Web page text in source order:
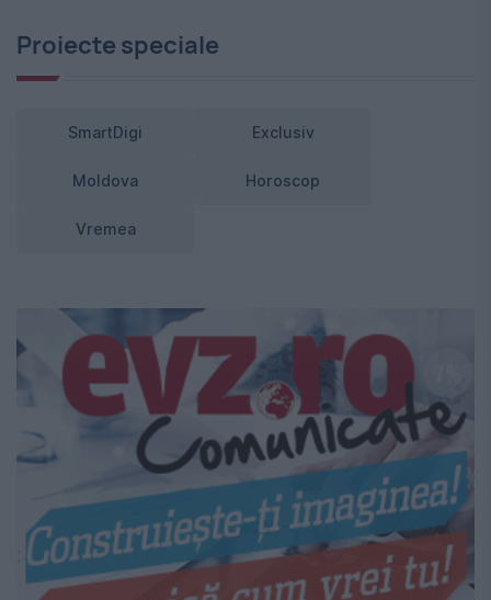
Proiecte speciale
SmartDigi Exclusiv
Moldova Horoscop
Vremea